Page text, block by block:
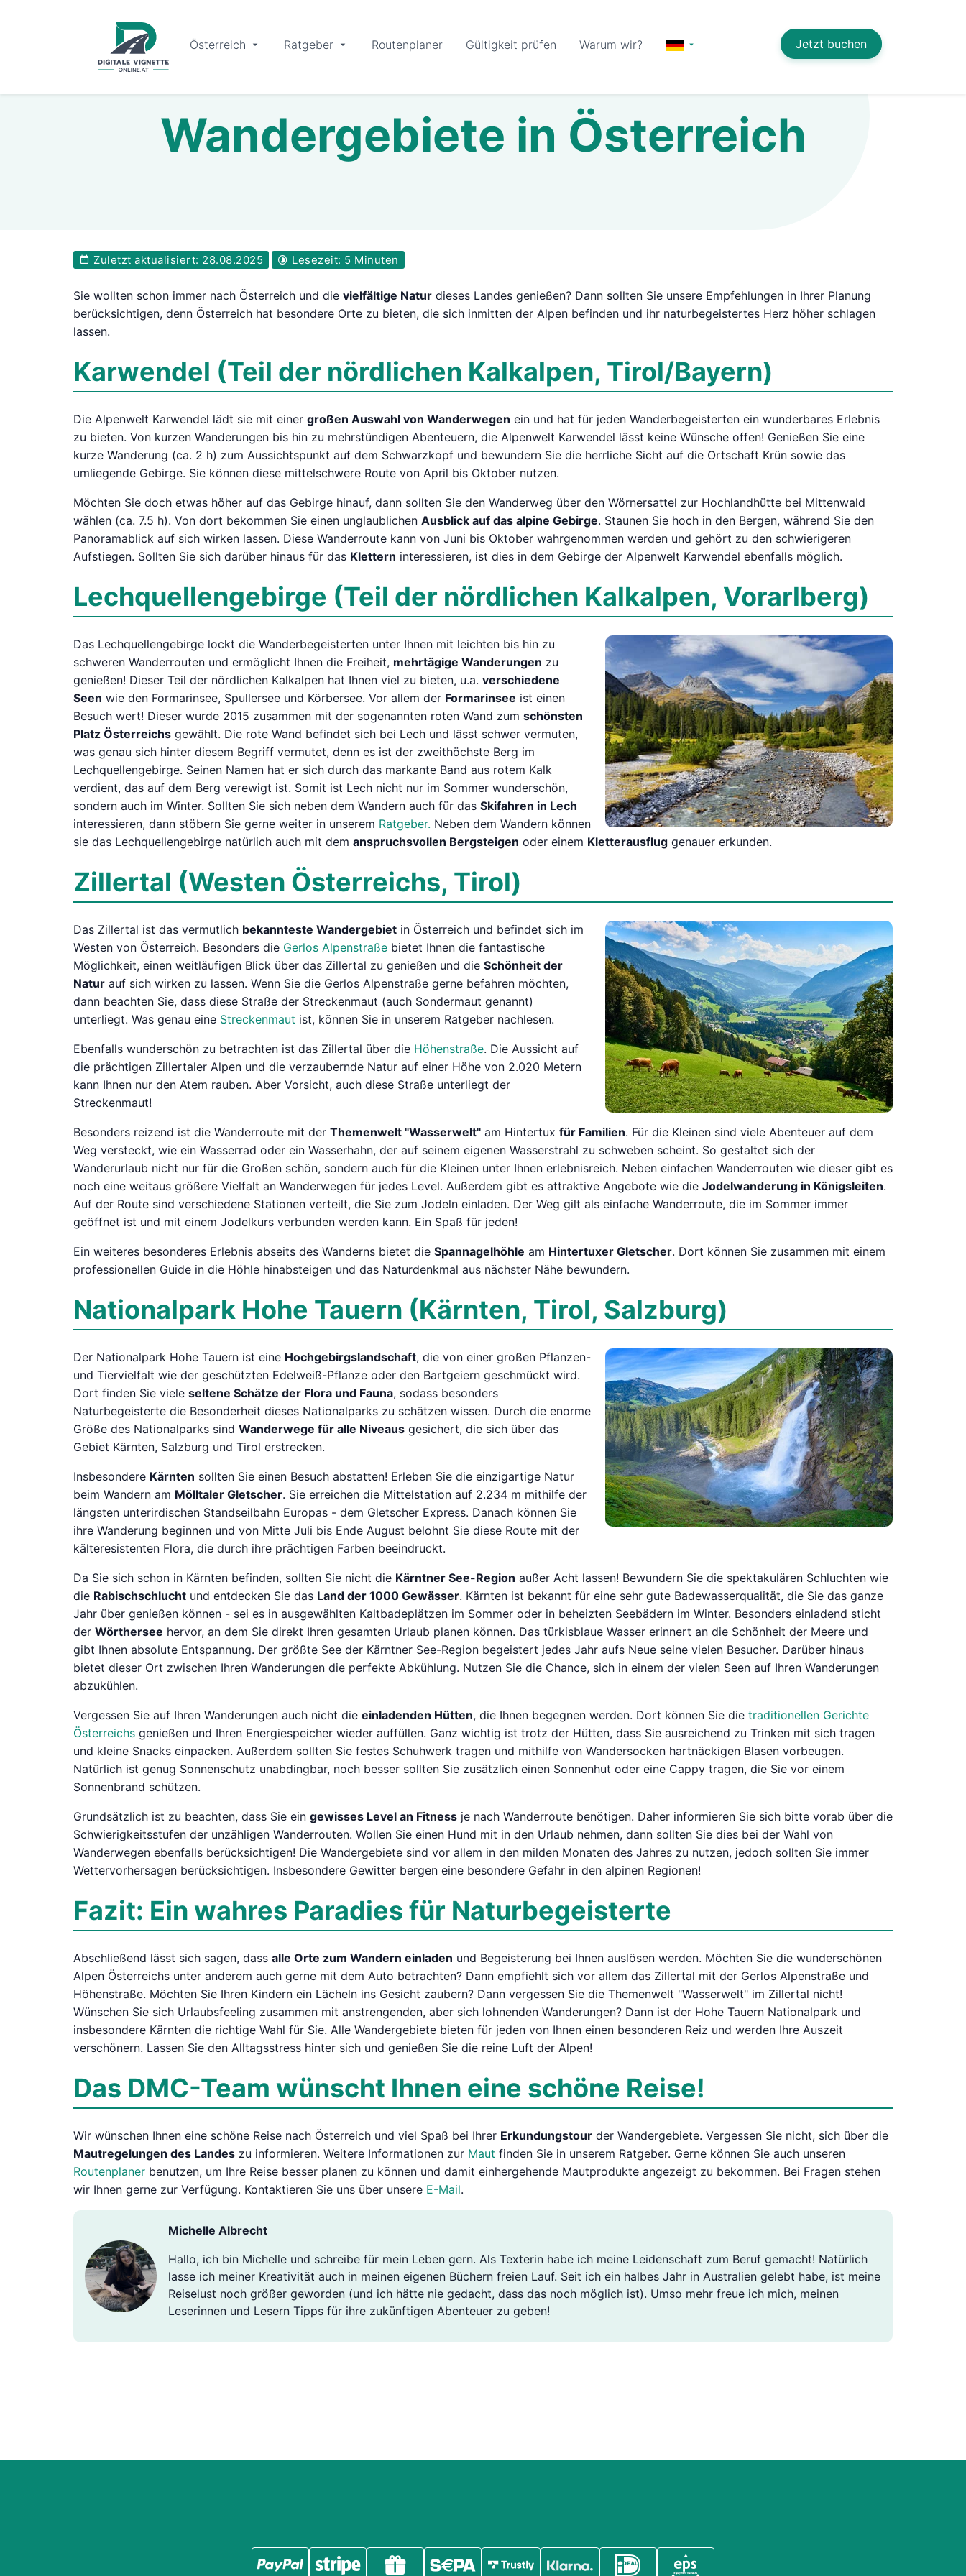
Österreich Jetzt buchen
Ratgeber Routenplaner Gültigkeit prüfen Warum wir?
Wandergebiete in Österreich
Zuletzt aktualisiert: 28.08.2025 Lesezeit: 5 Minuten
Sie wollten schon immer nach Österreich und die vielfältige Natur dieses Landes genießen? Dann sollten Sie unsere Empfehlungen in Ihrer Planung
berücksichtigen, denn Österreich hat besondere Orte zu bieten, die sich inmitten der Alpen befinden und ihr naturbegeistertes Herz höher schlagen
lassen.
Karwendel (Teil der nördlichen Kalkalpen, Tirol/Bayern)
Die Alpenwelt Karwendel lädt sie mit einer großen Auswahl von Wanderwegen ein und hat für jeden Wanderbegeisterten ein wunderbares Erlebnis
zu bieten. Von kurzen Wanderungen bis hin zu mehrstündigen Abenteuern, die Alpenwelt Karwendel lässt keine Wünsche offen! Genießen Sie eine
kurze Wanderung (ca. 2 h) zum Aussichtspunkt auf dem Schwarzkopf und bewundern Sie die herrliche Sicht auf die Ortschaft Krün sowie das
umliegende Gebirge. Sie können diese mittelschwere Route von April bis Oktober nutzen.
Möchten Sie doch etwas höher auf das Gebirge hinauf, dann sollten Sie den Wanderweg über den Wörnersattel zur Hochlandhütte bei Mittenwald
wählen (ca. 7.5 h). Von dort bekommen Sie einen unglaublichen Ausblick auf das alpine Gebirge. Staunen Sie hoch in den Bergen, während Sie den
Panoramablick auf sich wirken lassen. Diese Wanderroute kann von Juni bis Oktober wahrgenommen werden und gehört zu den schwierigeren
Aufstiegen. Sollten Sie sich darüber hinaus für das Klettern interessieren, ist dies in dem Gebirge der Alpenwelt Karwendel ebenfalls möglich.
Lechquellengebirge (Teil der nördlichen Kalkalpen, Vorarlberg)
Das Lechquellengebirge lockt die Wanderbegeisterten unter Ihnen mit leichten bis hin zu
schweren Wanderrouten und ermöglicht Ihnen die Freiheit, mehrtägige Wanderungen zu
genießen! Dieser Teil der nördlichen Kalkalpen hat Ihnen viel zu bieten, u.a. verschiedene
Seen wie den Formarinsee, Spullersee und Körbersee. Vor allem der Formarinsee ist einen
Besuch wert! Dieser wurde 2015 zusammen mit der sogenannten roten Wand zum schönsten
Platz Österreichs gewählt. Die rote Wand befindet sich bei Lech und lässt schwer vermuten,
was genau sich hinter diesem Begriff vermutet, denn es ist der zweithöchste Berg im
Lechquellengebirge. Seinen Namen hat er sich durch das markante Band aus rotem Kalk
verdient, das auf dem Berg verewigt ist. Somit ist Lech nicht nur im Sommer wunderschön,
sondern auch im Winter. Sollten Sie sich neben dem Wandern auch für das Skifahren in Lech
interessieren, dann stöbern Sie gerne weiter in unserem Ratgeber. Neben dem Wandern können
sie das Lechquellengebirge natürlich auch mit dem anspruchsvollen Bergsteigen oder einem Kletterausflug genauer erkunden.
Zillertal (Westen Österreichs, Tirol)
Das Zillertal ist das vermutlich bekannteste Wandergebiet in Österreich und befindet sich im
Westen von Österreich. Besonders die Gerlos Alpenstraße bietet Ihnen die fantastische
Möglichkeit, einen weitläufigen Blick über das Zillertal zu genießen und die Schönheit der
Natur auf sich wirken zu lassen. Wenn Sie die Gerlos Alpenstraße gerne befahren möchten,
dann beachten Sie, dass diese Straße der Streckenmaut (auch Sondermaut genannt)
unterliegt. Was genau eine Streckenmaut ist, können Sie in unserem Ratgeber nachlesen.
Ebenfalls wunderschön zu betrachten ist das Zillertal über die Höhenstraße. Die Aussicht auf
die prächtigen Zillertaler Alpen und die verzaubernde Natur auf einer Höhe von 2.020 Metern
kann Ihnen nur den Atem rauben. Aber Vorsicht, auch diese Straße unterliegt der
Streckenmaut!
Besonders reizend ist die Wanderroute mit der Themenwelt "Wasserwelt" am Hintertux für Familien. Für die Kleinen sind viele Abenteuer auf dem
Weg versteckt, wie ein Wasserrad oder ein Wasserhahn, der auf seinem eigenen Wasserstrahl zu schweben scheint. So gestaltet sich der
Wanderurlaub nicht nur für die Großen schön, sondern auch für die Kleinen unter Ihnen erlebnisreich. Neben einfachen Wanderrouten wie dieser gibt es
noch eine weitaus größere Vielfalt an Wanderwegen für jedes Level. Außerdem gibt es attraktive Angebote wie die Jodelwanderung in Königsleiten.
Auf der Route sind verschiedene Stationen verteilt, die Sie zum Jodeln einladen. Der Weg gilt als einfache Wanderroute, die im Sommer immer
geöffnet ist und mit einem Jodelkurs verbunden werden kann. Ein Spaß für jeden!
Ein weiteres besonderes Erlebnis abseits des Wanderns bietet die Spannagelhöhle am Hintertuxer Gletscher. Dort können Sie zusammen mit einem
professionellen Guide in die Höhle hinabsteigen und das Naturdenkmal aus nächster Nähe bewundern.
Nationalpark Hohe Tauern (Kärnten, Tirol, Salzburg)
Der Nationalpark Hohe Tauern ist eine Hochgebirgslandschaft, die von einer großen Pflanzen-
und Tiervielfalt wie der geschützten Edelweiß-Pflanze oder den Bartgeiern geschmückt wird.
Dort finden Sie viele seltene Schätze der Flora und Fauna, sodass besonders
Naturbegeisterte die Besonderheit dieses Nationalparks zu schätzen wissen. Durch die enorme
Größe des Nationalparks sind Wanderwege für alle Niveaus gesichert, die sich über das
Gebiet Kärnten, Salzburg und Tirol erstrecken.
Insbesondere Kärnten sollten Sie einen Besuch abstatten! Erleben Sie die einzigartige Natur
beim Wandern am Mölltaler Gletscher. Sie erreichen die Mittelstation auf 2.234 m mithilfe der
längsten unterirdischen Standseilbahn Europas - dem Gletscher Express. Danach können Sie
ihre Wanderung beginnen und von Mitte Juli bis Ende August belohnt Sie diese Route mit der
kälteresistenten Flora, die durch ihre prächtigen Farben beeindruckt.
Da Sie sich schon in Kärnten befinden, sollten Sie nicht die Kärntner See-Region außer Acht lassen! Bewundern Sie die spektakulären Schluchten wie
die Rabischschlucht und entdecken Sie das Land der 1000 Gewässer. Kärnten ist bekannt für eine sehr gute Badewasserqualität, die Sie das ganze
Jahr über genießen können - sei es in ausgewählten Kaltbadeplätzen im Sommer oder in beheizten Seebädern im Winter. Besonders einladend sticht
der Wörthersee hervor, an dem Sie direkt Ihren gesamten Urlaub planen können. Das türkisblaue Wasser erinnert an die Schönheit der Meere und
gibt Ihnen absolute Entspannung. Der größte See der Kärntner See-Region begeistert jedes Jahr aufs Neue seine vielen Besucher. Darüber hinaus
bietet dieser Ort zwischen Ihren Wanderungen die perfekte Abkühlung. Nutzen Sie die Chance, sich in einem der vielen Seen auf Ihren Wanderungen
abzukühlen.
Vergessen Sie auf Ihren Wanderungen auch nicht die einladenden Hütten, die Ihnen begegnen werden. Dort können Sie die traditionellen Gerichte
Österreichs genießen und Ihren Energiespeicher wieder auffüllen. Ganz wichtig ist trotz der Hütten, dass Sie ausreichend zu Trinken mit sich tragen
und kleine Snacks einpacken. Außerdem sollten Sie festes Schuhwerk tragen und mithilfe von Wandersocken hartnäckigen Blasen vorbeugen.
Natürlich ist genug Sonnenschutz unabdingbar, noch besser sollten Sie zusätzlich einen Sonnenhut oder eine Cappy tragen, die Sie vor einem
Sonnenbrand schützen.
Grundsätzlich ist zu beachten, dass Sie ein gewisses Level an Fitness je nach Wanderroute benötigen. Daher informieren Sie sich bitte vorab über die
Schwierigkeitsstufen der unzähligen Wanderrouten. Wollen Sie einen Hund mit in den Urlaub nehmen, dann sollten Sie dies bei der Wahl von
Wanderwegen ebenfalls berücksichtigen! Die Wandergebiete sind vor allem in den milden Monaten des Jahres zu nutzen, jedoch sollten Sie immer
Wettervorhersagen berücksichtigen. Insbesondere Gewitter bergen eine besondere Gefahr in den alpinen Regionen!
Fazit: Ein wahres Paradies für Naturbegeisterte
Abschließend lässt sich sagen, dass alle Orte zum Wandern einladen und Begeisterung bei Ihnen auslösen werden. Möchten Sie die wunderschönen
Alpen Österreichs unter anderem auch gerne mit dem Auto betrachten? Dann empfiehlt sich vor allem das Zillertal mit der Gerlos Alpenstraße und
Höhenstraße. Möchten Sie Ihren Kindern ein Lächeln ins Gesicht zaubern? Dann vergessen Sie die Themenwelt "Wasserwelt" im Zillertal nicht!
Wünschen Sie sich Urlaubsfeeling zusammen mit anstrengenden, aber sich lohnenden Wanderungen? Dann ist der Hohe Tauern Nationalpark und
insbesondere Kärnten die richtige Wahl für Sie. Alle Wandergebiete bieten für jeden von Ihnen einen besonderen Reiz und werden Ihre Auszeit
verschönern. Lassen Sie den Alltagsstress hinter sich und genießen Sie die reine Luft der Alpen!
Das DMC-Team wünscht Ihnen eine schöne Reise!
Wir wünschen Ihnen eine schöne Reise nach Österreich und viel Spaß bei Ihrer Erkundungstour der Wandergebiete. Vergessen Sie nicht, sich über die
Mautregelungen des Landes zu informieren. Weitere Informationen zur Maut finden Sie in unserem Ratgeber. Gerne können Sie auch unseren
Routenplaner benutzen, um Ihre Reise besser planen zu können und damit einhergehende Mautprodukte angezeigt zu bekommen. Bei Fragen stehen
wir Ihnen gerne zur Verfügung. Kontaktieren Sie uns über unsere E-Mail.
Michelle Albrecht
Hallo, ich bin Michelle und schreibe für mein Leben gern. Als Texterin habe ich meine Leidenschaft zum Beruf gemacht! Natürlich
lasse ich meiner Kreativität auch in meinen eigenen Büchern freien Lauf. Seit ich ein halbes Jahr in Australien gelebt habe, ist meine
Reiselust noch größer geworden (und ich hätte nie gedacht, dass das noch möglich ist). Umso mehr freue ich mich, meinen
Leserinnen und Lesern Tipps für ihre zukünftigen Abenteuer zu geben!